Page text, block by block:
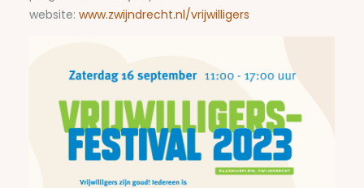
website: www.zwijndrecht.nl/vrijwilligers